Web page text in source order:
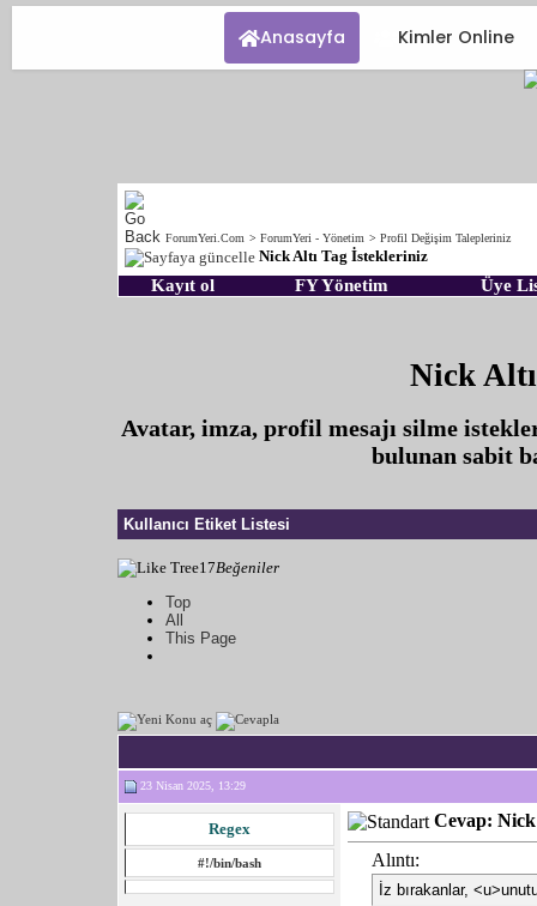
Anasayfa Kimler Online
ForumYeri.Com > ForumYeri - Yönetim > Profil Değişim Talepleriniz
Nick Altı Tag İstekleriniz
Kayıt ol FY Yönetim Üye
Nick
Avatar, imza, profil mesajı silme
bulunan sabit
Kullanıcı Etiket Listesi
17Beğeniler
Top
All
This Page
23 Nisan 2025, 13:29
Regex
#!/bin/bash
Cevap:
Alıntı:
İz bırakanlar,